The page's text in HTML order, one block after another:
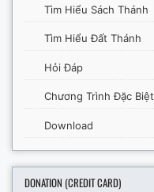
Tìm Hiểu Sách Thánh
Tìm Hiểu Đất Thánh
Hỏi Đáp
Chương Trình Đặc Biệt
Download
DONATION (CREDIT CARD)